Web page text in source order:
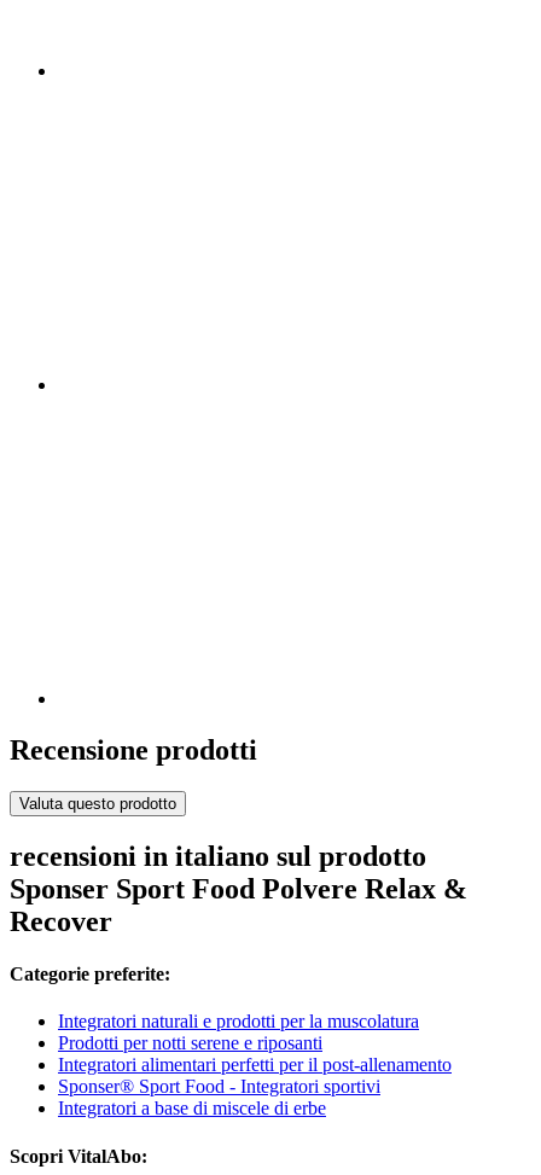
Recensione prodotti
Valuta questo prodotto
recensioni in italiano sul prodotto
Sponser Sport Food Polvere Relax &
Recover
Categorie preferite:
Integratori naturali e prodotti per la muscolatura
Prodotti per notti serene e riposanti
Integratori alimentari perfetti per il post-allenamento
Sponser® Sport Food - Integratori sportivi
Integratori a base di miscele di erbe
Scopri VitalAbo: